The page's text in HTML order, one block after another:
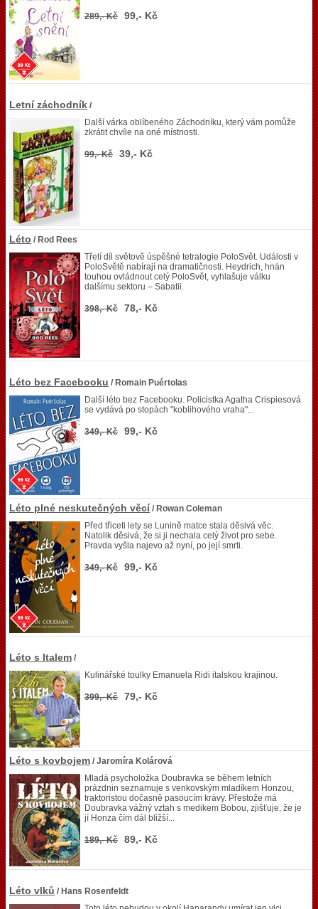
289,- Kč 99,- Kč
Letní záchodník /
Další várka oblíbeného Záchodníku, který vám pomůže
zkrátit chvíle na oné místnosti.
99,- Kč 39,- Kč
Léto / Rod Rees
Třetí díl světově úspěšné tetralogie PoloSvět. Události v
PoloSvětě nabírají na dramatičnosti. Heydrich, hnán
touhou ovládnout celý PoloSvět, vyhlašuje válku
dalšímu sektoru – Sabatii.
398,- Kč 78,- Kč
Léto bez Facebooku / Romain Puértolas
Další léto bez Facebooku. Policistka Agatha Crispiesová
se vydává po stopách "koblihového vraha"...
349,- Kč 99,- Kč
Léto plné neskutečných věcí / Rowan Coleman
Před třiceti lety se Lunině matce stala děsivá věc.
Natolik děsivá, že si ji nechala celý život pro sebe.
Pravda vyšla najevo až nyní, po její smrti.
349,- Kč 99,- Kč
Léto s Italem /
Kulinářské toulky Emanuela Ridi italskou krajinou.
399,- Kč 79,- Kč
Léto s kovbojem / Jaromíra Kolárová
Mladá psycholožka Doubravka se během letních
prázdnin seznamuje s venkovským mladíkem Honzou,
traktoristou dočasně pasoucím krávy. Přestože má
Doubravka vážný vztah s medikem Bobou, zjišťuje, že je
jí Honza čím dál bližší...
189,- Kč 89,- Kč
Léto vlků / Hans Rosenfeldt